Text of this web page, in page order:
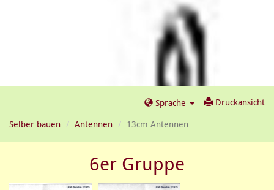
Druckansicht
Sprache
Selber bauen Antennen 13cm Antennen
6er Gruppe